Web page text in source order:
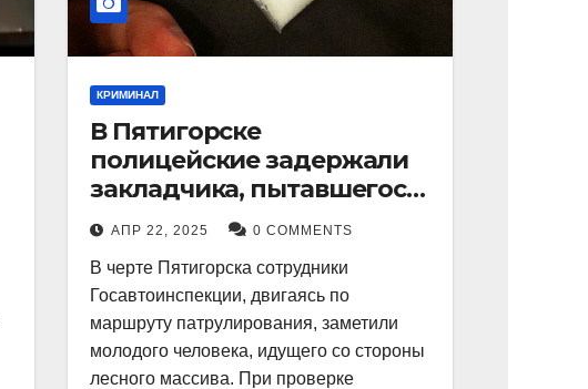
КРИМИНАЛ
В Пятигорске
полицейские задержали
закладчика, пытавшегося
сбыть партию
синтетического
наркотика
АПР 22, 2025 0 COMMENTS
В черте Пятигорска сотрудники
Госавтоинспекции, двигаясь по
маршруту патрулирования, заметили
молодого человека, идущего со стороны
лесного массива. При проверке